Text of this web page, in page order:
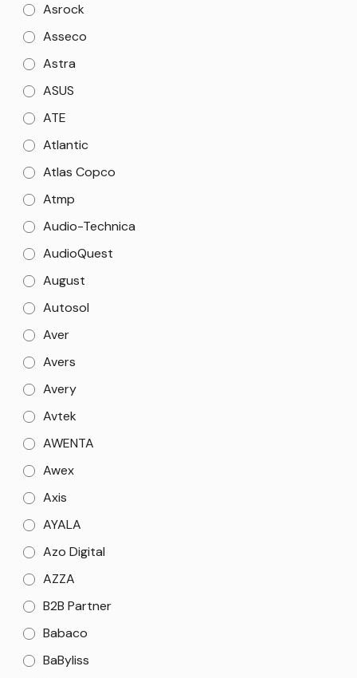
Asrock
Asseco
Astra
ASUS
ATE
Atlantic
Atlas Copco
Atmp
Audio-Technica
AudioQuest
August
Autosol
Aver
Avers
Avery
Avtek
AWENTA
Awex
Axis
AYALA
Azo Digital
AZZA
B2B Partner
Babaco
BaByliss